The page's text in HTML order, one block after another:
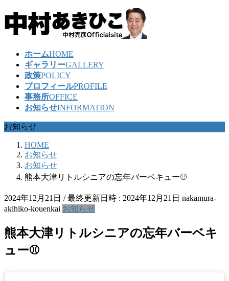
ン
ビ
ホームHOME
ギャラリーGALLERY
政策POLICY
プロフィールPROFILE
事務所OFFICE
お知らせINFORMATION
お知らせ
HOME
お知らせ
お知らせ
熊本大津リトルシニアの忘年バーベキュー⚾
2024年12月21日 / 最終更新日時 : 2024年12月21日 nakamura-
akihiko-kouenkai お知らせ
熊本大津リトルシニアの忘年バーベキ
ュー⚾